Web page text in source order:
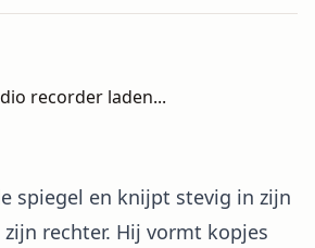
recorder laden...
spiegel en knijpt stevig in zijn
rechter. Hij vormt kopjes